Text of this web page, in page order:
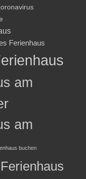
Ferienhaus
am
am
buchen
Ferienhaus